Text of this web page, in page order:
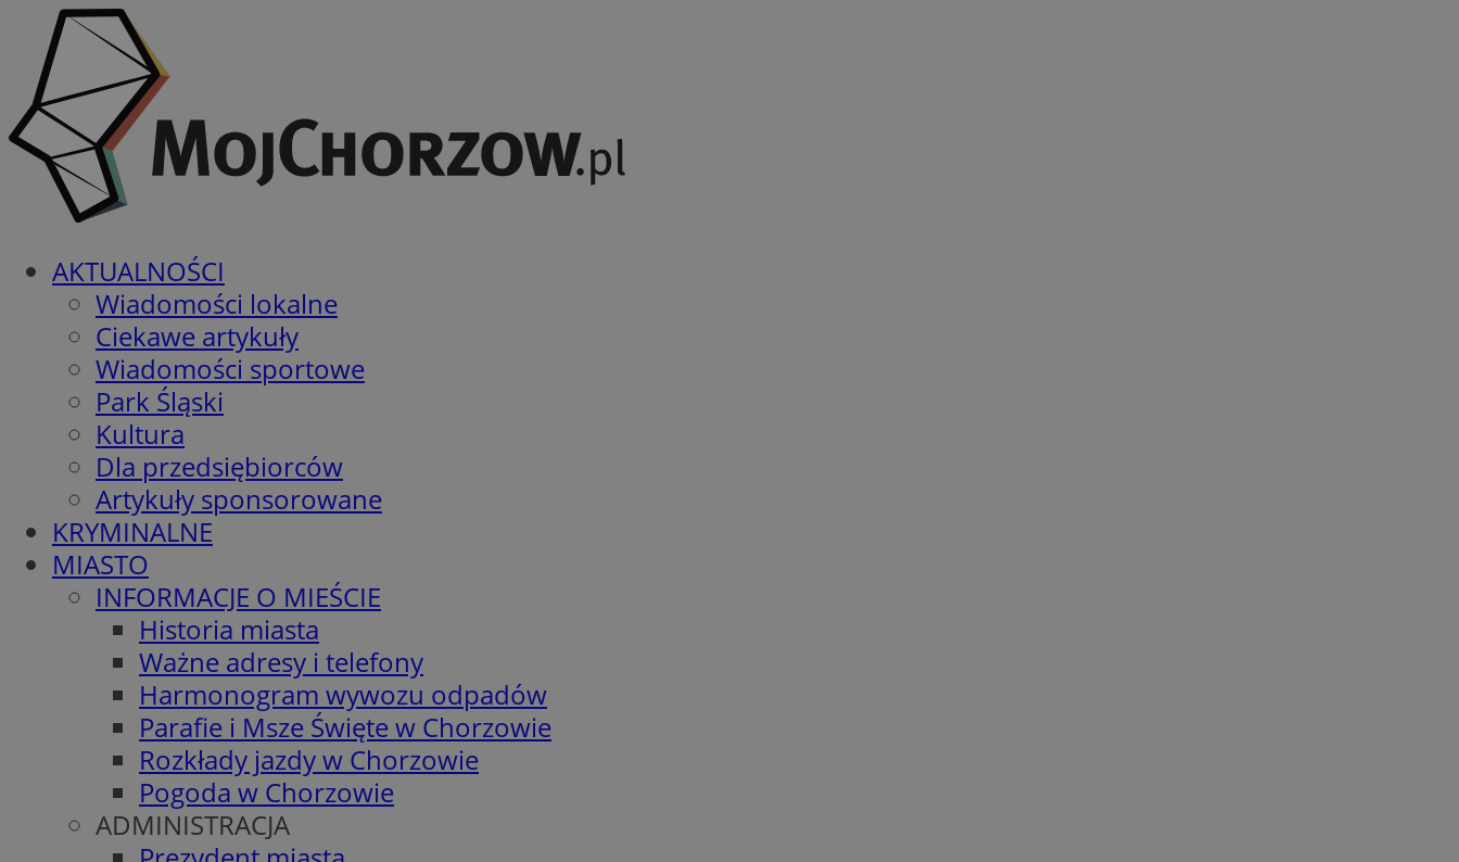
AKTUALNOŚCI
Wiadomości lokalne
Ciekawe artykuły
Wiadomości sportowe
Park Śląski
Kultura
Dla przedsiębiorców
Artykuły sponsorowane
KRYMINALNE
MIASTO
INFORMACJE O MIEŚCIE
Historia miasta
Ważne adresy i telefony
Harmonogram wywozu odpadów
Parafie i Msze Święte w Chorzowie
Rozkłady jazdy w Chorzowie
Pogoda w Chorzowie
ADMINISTRACJA